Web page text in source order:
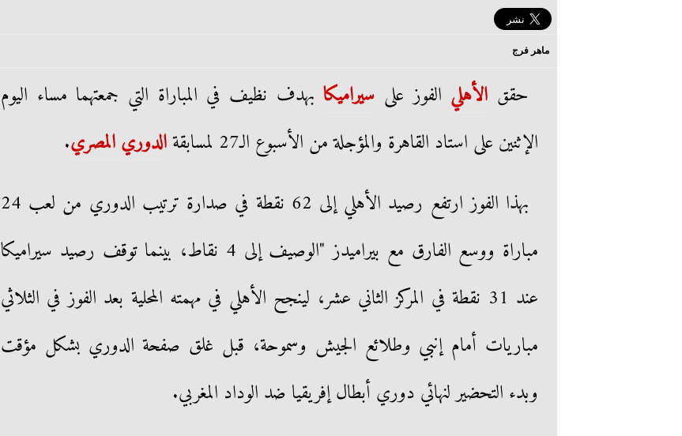
ماهر فرج
حقق الأهلي الفوز على سيراميكابهدف نظيف في المباراة التي جمعتهما مساء اليوم
الإثنين على استاد القاهرة والمؤجلة من الأسبوع الـ27 لمسابقة
الدوري المصري.
بهذا الفوز ارتفع رصيد الأهلي إلى 62 نقطة في صدارة ترتيب الدوري من لعب 24
مباراة ووسع الفارق مع بيراميدز "الوصيف إلى 4 نقاط، بينما توقف رصيد سيراميكا
عند 31 نقطة في المركز الثاني عشر، لينجح الأهلي في مهمته المحلية بعد الفوز في الثلاثي
مباريات أمام إنبي وطلائع الجيش وسموحة، قبل غلق صفحة الدوري بشكل مؤقت
وبدء التحضير لنهائي دوري أبطال إفريقيا ضد الوداد المغربي.